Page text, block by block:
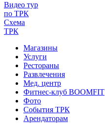
Видео тур
по ТРК
Схема
ТРК
Магазины
Услуги
Рестораны
Развлечения
Мед. центр
Фитнес-клуб BOOMFIT
Фото
События ТРК
Арендаторам